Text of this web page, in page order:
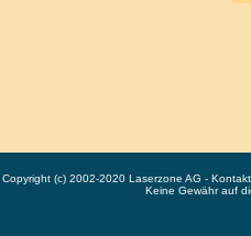
Copyright (c) 2002-2020 Laserzone AG -
Keine Gewähr auf